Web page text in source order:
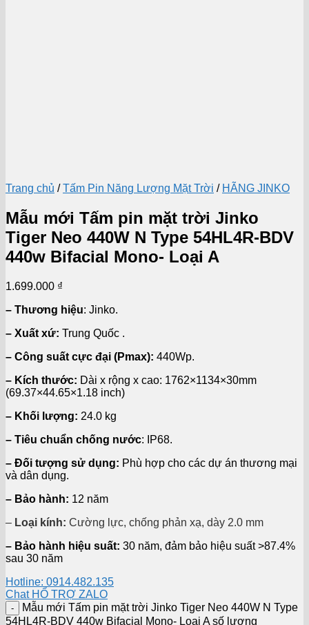
Trang chủ / Tấm Pin Năng Lượng Mặt Trời / HÃNG JINKO
Mẫu mới Tấm pin mặt trời Jinko
Tiger Neo 440W N Type 54HL4R-BDV
440w Bifacial Mono- Loại A
1.699.000 ₫
– Thương hiệu: Jinko.
– Xuất xứ: Trung Quốc .
– Công suất cực đại (Pmax): 440Wp.
– Kích thước: Dài x rộng x cao: 1762×1134×30mm
(69.37×44.65×1.18 inch)
– Khối lượng: 24.0 kg
– Tiêu chuẩn chống nước: IP68.
– Đối tượng sử dụng: Phù hợp cho các dự án thương mại
và dân dụng.
– Bảo hành: 12 năm
– Loại kính: Cường lực, chống phản xạ, dày 2.0 mm
– Bảo hành hiệu suất: 30 năm, đảm bảo hiệu suất >87.4%
sau 30 năm
Hotline: 0914.482.135
Chat HỔ TRỢ ZALO
Mẫu mới Tấm pin mặt trời Jinko Tiger Neo 440W N Type
54HL4R-BDV 440w Bifacial Mono- Loại A số lượng